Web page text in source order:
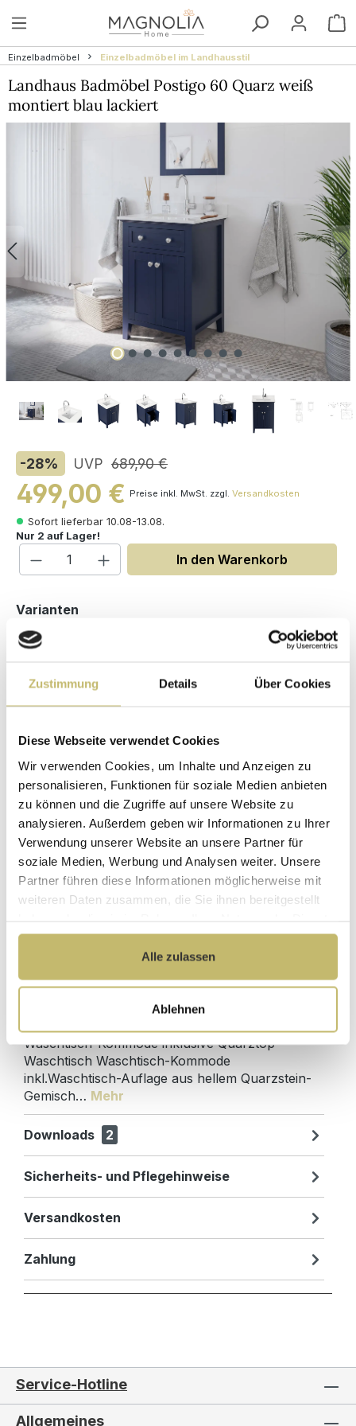
Zustimmung Details Über Cookies
Diese Webseite verwendet Cookies
Wir verwenden Cookies, um Inhalte und Anzeigen zu
personalisieren, Funktionen für soziale Medien anbieten
zu können und die Zugriffe auf unsere Website zu
analysieren. Außerdem geben wir Informationen zu Ihrer
Verwendung unserer Website an unsere Partner für
soziale Medien, Werbung und Analysen weiter. Unsere
Partner führen diese Informationen möglicherweise mit
weiteren Daten zusammen, die Sie ihnen bereitgestellt
gesammelt haben.
Alle zulassen
Ablehnen
Zum Hauptinhalt springen
Einzelbadmöbel Einzelbadmöbel im Landhausstil
Landhaus Badmöbel Postigo 60 Quarz weiß
montiert blau lackiert
-28% UVP 689,90 €
499,00 € Preise inkl. MwSt. zzgl. Versandkosten
Sofort lieferbar 10.08-13.08.
Nur 2 auf Lager!
Produkt Anzahl: Gib den
In den Warenkorb
Varianten
Maße (H/B/T): 86 / 61 / 56 cm
Hochwertige
Materialien
Herstellerpreis
ohne
Zwischenhändler
Kundenbetreuung
mit bester
Bewertung
Gut verpackt für
beschädigungsfreie
Lieferung
Designed in
Germany
1 Monat risikofreies
Rückgaberecht
Produktdetails
Waschtisch-Kommode inklusive Quarztop-
Waschtisch Waschtisch-Kommode
inkl.Waschtisch-Auflage aus hellem Quarzstein-
Gemisch… Mehr
Downloads 2
Sicherheits- und Pflegehinweise
Versandkosten
Zahlung
Service-Hotline
Allgemeines